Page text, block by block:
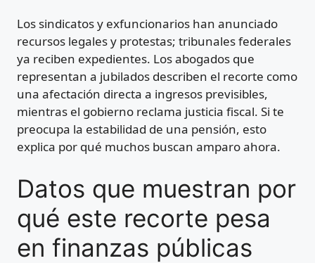
Los sindicatos y exfuncionarios han anunciado
recursos legales y protestas; tribunales federales
ya reciben expedientes. Los abogados que
representan a jubilados describen el recorte como
una afectación directa a ingresos previsibles,
mientras el gobierno reclama justicia fiscal. Si te
preocupa la estabilidad de una pensión, esto
explica por qué muchos buscan amparo ahora.
Datos que muestran por
qué este recorte pesa
en finanzas públicas